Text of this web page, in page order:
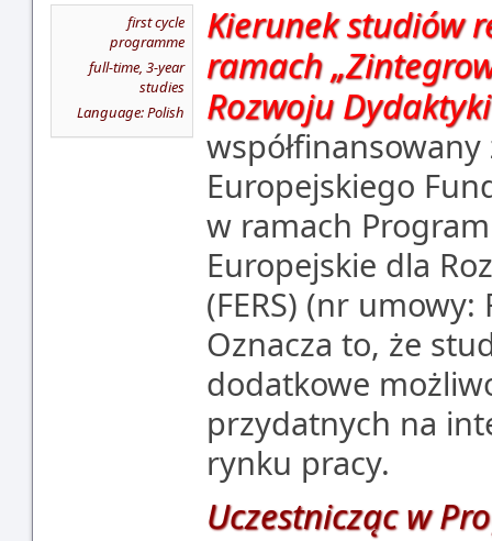
first cycle
programme
full-time, 3-year
studies
Language: Polish
Kierunek studiów
ramach
Rozwoju
Europejskiego
w ramach
Europejskie dla
(FERS) (nr umowy:
Oznacza to, że
dodatkowe
przydatnych na
rynku pracy.
Uczestnicząc w